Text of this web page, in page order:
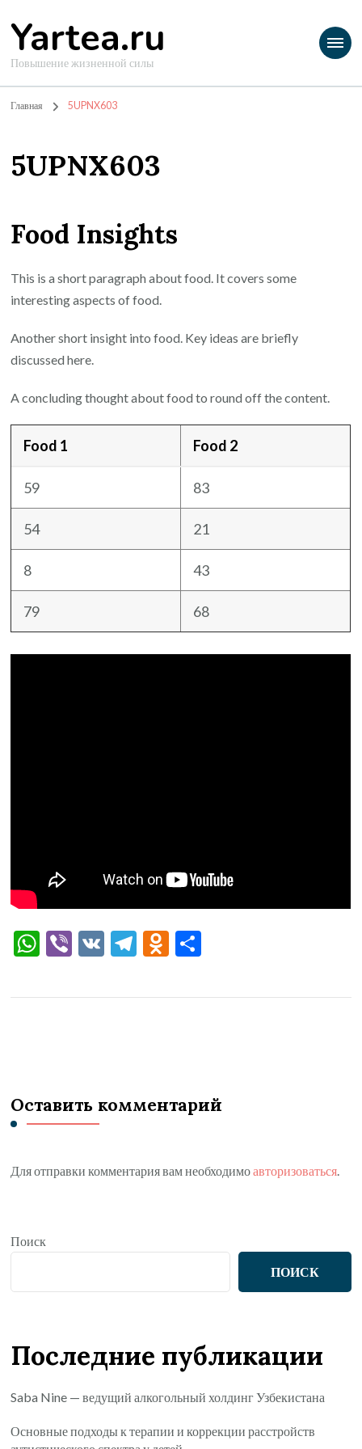
Yartea.ru
Повышение жизненной силы
Главная 5UPNX603
5UPNX603
Food Insights
This is a short paragraph about food. It covers some
interesting aspects of food.
Another short insight into food. Key ideas are briefly
discussed here.
A concluding thought about food to round off the content.
Food 1 Food 2
59 83
54 21
8 43
79 68
WhatsApp
Viber
VK Telegram
Odnoklassniki
Оставить комментарий
Для отправки комментария вам необходимоавторизоваться.
Поиск
ПОИСК
Последние публикации
Saba Nine — ведущий алкогольный холдинг Узбекистана
Основные подходы к терапии и коррекции расстройств